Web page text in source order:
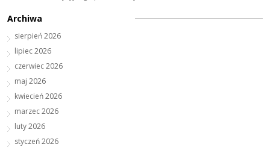
Archiwa
sierpień 2026
lipiec 2026
czerwiec 2026
maj 2026
kwiecień 2026
marzec 2026
luty 2026
styczeń 2026